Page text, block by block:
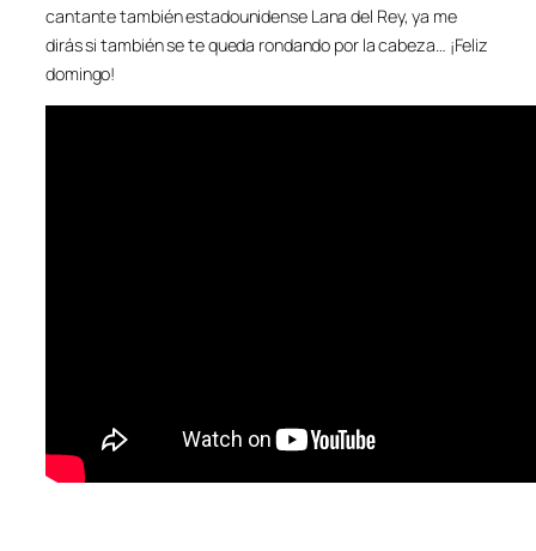
cantante también estadounidense Lana del Rey, ya me
dirás si también se te queda rondando por la cabeza… ¡Feliz
domingo!